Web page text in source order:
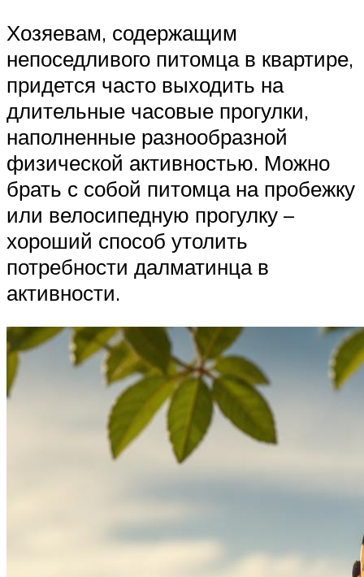
Хозяевам, содержащим
непоседливого питомца в квартире,
придется часто выходить на
длительные часовые прогулки,
наполненные разнообразной
физической активностью. Можно
брать с собой питомца на пробежку
или велосипедную прогулку –
хороший способ утолить
потребности далматинца в
активности.